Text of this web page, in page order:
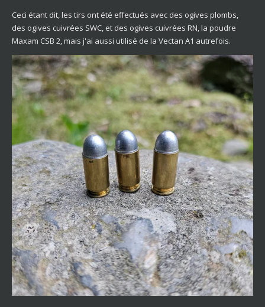
Ceci étant dit, les tirs ont été effectués avec des ogives plombs,
des ogives cuivrées SWC, et des ogives cuivrées RN, la poudre
Maxam CSB 2, mais j'ai aussi utilisé de la Vectan A1 autrefois.